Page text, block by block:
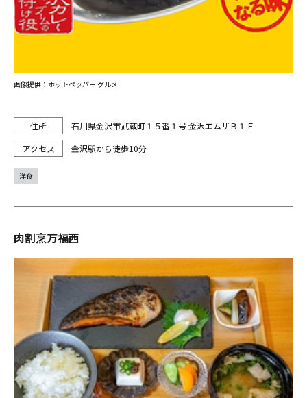
石川県金沢市武蔵町１５番１号 金沢エムザＢ１Ｆ
金沢駅から徒歩10分
画像提供：ホットペッパー グルメ
洋食
肉割烹万福西